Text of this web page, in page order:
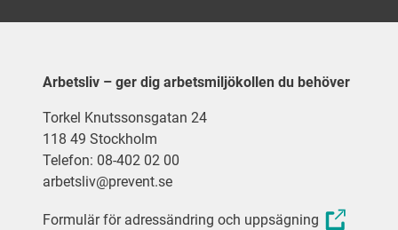
Arbetsliv – ger dig arbetsmiljökollen du behöver
Torkel Knutssonsgatan 24
118 49 Stockholm
Telefon: 08-402 02 00
arbetsliv@prevent.se
Formulär för adressändring och uppsägning